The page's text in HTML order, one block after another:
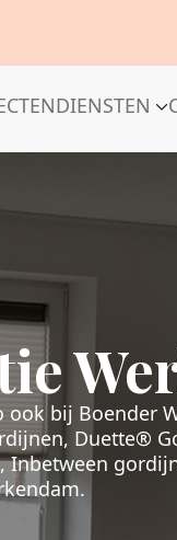
DIENSTEN
bij Boender
Duette®